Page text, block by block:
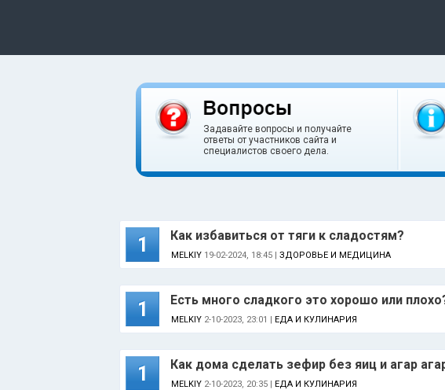
Задавайте вопросы и получайте
ответы от участников сайта и
специалистов своего дела.
1 Как избавиться от тяги к сладостям?
MELKIY 19-02-2024, 18:45 | ЗДОРОВЬЕ И МЕДИЦИНА
1 Есть много сладкого это хорошо или
MELKIY 2-10-2023, 23:01 | ЕДА И КУЛИНАРИЯ
1 Как дома сделать зефир без яиц и агар
MELKIY 2-10-2023, 20:35 | ЕДА И КУЛИНАРИЯ